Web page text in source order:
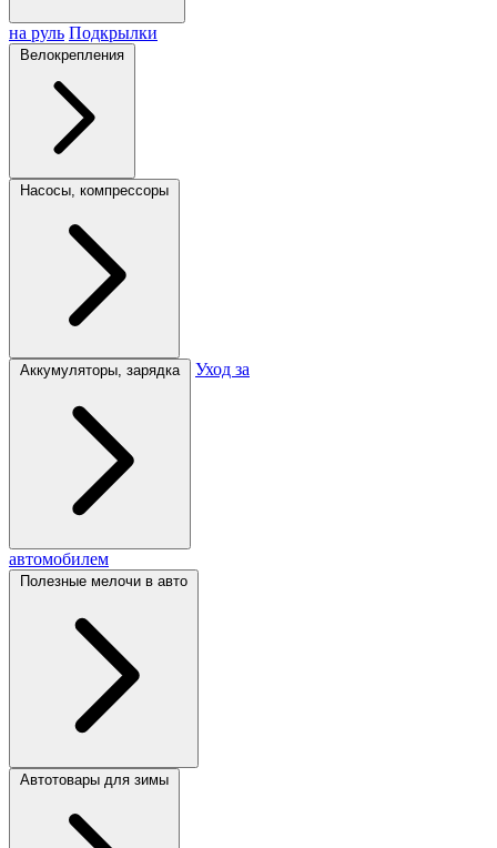
на руль Подкрылки
Велокрепления
Насосы, компрессоры
Аккумуляторы, зарядка Уход за
автомобилем
Полезные мелочи в авто
Автотовары для зимы